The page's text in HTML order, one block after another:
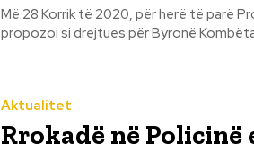
Më 28 Korrik të 2020, për herë të parë
propozoi si drejtues për Byronë
Aktualitet
Rrokadë në Policinë